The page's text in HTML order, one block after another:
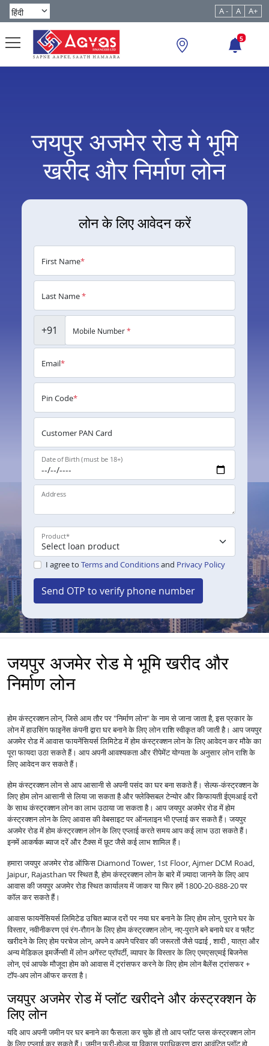
A - A A+
5
जयपुर अजमेर रोड मे भूमि
खरीद और निर्माण लोन
लोन के लिए आवेदन करें
First Name*
Last Name*
+91 Mobile Number*
Email*
Pin Code*
Customer PAN Card
Date of Birth (must be 18+)
Address
Product*
I agree to Terms and Conditionsand Privacy Policy
Send OTP to verify phone number
जयपुर अजमेर रोड मे भूमि खरीद और
निर्माण लोन
होम कंस्ट्रक्शन लोन, जिसे आम तौर पर "निर्माण लोन" के नाम से जाना जाता है, इस प्रकार के
लोन में हाउसिंग फाइनेंस कंपनी द्वारा घर बनाने के लिए लोन राशि स्वीकृत की जाती है। आप जयपुर
अजमेर रोड में आवास फायनेंसियर्स लिमिटेड में होम कंस्ट्रक्शन लोन के लिए आवेदन कर मौके का
पूरा फायदा उठा सकते हैं। आप अपनी आवश्यकता और रीपेमेंट योग्यता के अनुसार लोन राशि के
लिए आवेदन कर सकते हैं।
होम कंस्ट्रक्शन लोन से आप आसानी से अपनी पसंद का घर बना सकते हैं। सेल्फ-कंस्ट्रक्शन के
लिए होम लोन आसानी से लिया जा सकता है और फ्लेक्सिबल टेन्योर और किफायती ईएमआई दरों
के साथ कंस्ट्रक्शन लोन का लाभ उठाया जा सकता है। आप जयपुर अजमेर रोड में होम
कंस्ट्रक्शन लोन के लिए आवास की वेबसाइट पर ऑनलाइन भी एप्लाई कर सकते हैं। जयपुर
अजमेर रोड में होम कंस्ट्रक्शन लोन के लिए एप्लाई करते समय आप कई लाभ उठा सकते हैं।
इनमें आकर्षक ब्याज दरें और टैक्स में छूट जैसे कई लाभ शामिल हैं।
हमारा जयपुर अजमेर रोड ऑफिस Diamond Tower, 1st Floor, Ajmer DCM Road,
Jaipur, Rajasthan पर स्थित है, होम कंस्ट्रक्शन लोन के बारे में ज़्यादा जानने के लिए आप
आवास की जयपुर अजमेर रोड स्थित कार्यालय में जाकर या फिर हमें 1800-20-888-20 पर
कॉल कर सकते हैं।
आवास फायनेंसियर्स लिमिटेड उचित ब्याज दरों पर नया घर बनाने के लिए होम लोन, पुराने घर के
विस्तार, नवीनीकरण एवं रंग-रौग़न के लिए होम कंस्ट्रक्शन लोन, नए-पुराने बने बनाये घर व फ्लैट
खरीदने के लिए होम परचेज लोन, अपने व अपने परिवार की जरूरतों जैसे पढाई , शादी , यात्रा और
अन्य मेडिकल इमर्जेन्सी में लोन अगेंस्ट प्रॉपर्टी, व्यापार के विस्तार के लिए एमएसएमई बिजनेस
लोन, एवं आपके मौजूदा होम को आवास में ट्रांसफर करने के लिए होम लोन बैलेंस ट्रांसफर +
टॉप-अप लोन ऑफर करता है।
जयपुर अजमेर रोड में प्लॉट खरीदने और कंस्ट्रक्शन के
लिए लोन
यदि आप अपनी जमीन पर घर बनाने का फैसला कर चुके हों तो आप प्लॉट प्लस कंस्ट्रक्शन लोन
के लिए एप्लाई कर सकते हैं। ज़मीन फ्री-होल्ड या विकास प्राधिकरण द्वारा आवंटित प्लॉट हो